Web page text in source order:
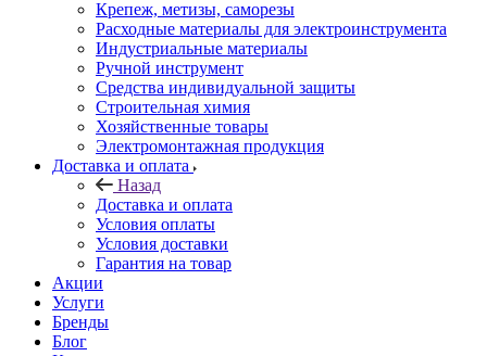
Крепеж, метизы, саморезы
Расходные материалы для электроинструмента
Индустриальные материалы
Ручной инструмент
Средства индивидуальной защиты
Строительная химия
Хозяйственные товары
Электромонтажная продукция
Доставка и оплата
Назад
Доставка и оплата
Условия оплаты
Условия доставки
Гарантия на товар
Акции
Услуги
Бренды
Блог